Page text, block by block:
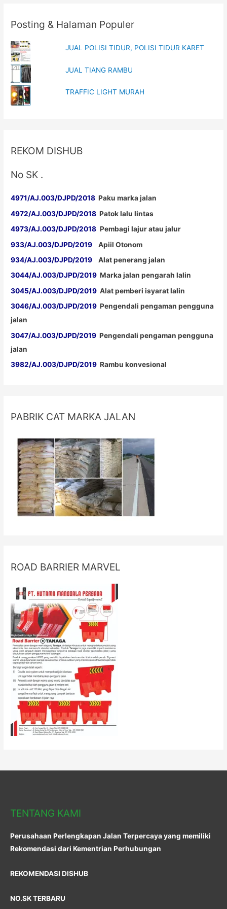
Posting & Halaman Populer
JUAL POLISI TIDUR, POLISI TIDUR KARET
JUAL TIANG RAMBU
TRAFFIC LIGHT MURAH
REKOM DISHUB
No SK .
4971/AJ.003/DJPD/2018 Paku marka jalan
4972/AJ.003/DJPD/2018 Patok lalu lintas
4973/AJ.003/DJPD/2018 Pembagi lajur atau jalur
933/AJ.003/DJPD/2019 Apiil Otonom
934/AJ.003/DJPD/2019 Alat penerang jalan
3044/AJ.003/DJPD/2019 Marka jalan pengarah lalin
3045/AJ.003/DJPD/2019 Alat pemberi isyarat lalin
3046/AJ.003/DJPD/2019 Pengendali pengaman pengguna
jalan
3047/AJ.003/DJPD/2019 Pengendali pengaman pengguna
jalan
3982/AJ.003/DJPD/2019 Rambu konvesional
PABRIK CAT MARKA JALAN
ROAD BARRIER MARVEL
TENTANG KAMI
Perusahaan Perlengkapan Jalan Terpercaya yang memiliki
Rekomendasi dari Kementrian Perhubungan
REKOMENDASI DISHUB
NO.SK TERBARU